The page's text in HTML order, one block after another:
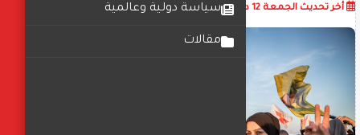
سياسة دولية وعالمية
مقالات
أخر تحديث الجمعة 12 ديسمبر 2025